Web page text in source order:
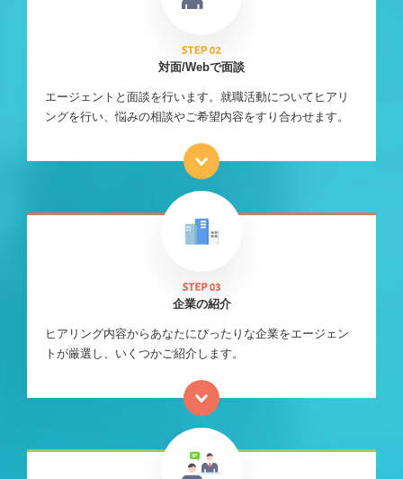
対面/Webで面談
エージェントと面談を行います。就職活動についてヒアリ
ングを行い、悩みの相談やご希望内容をすり合わせます。
企業の紹介
ヒアリング内容からあなたにぴったりな企業をエージェン
トが厳選し、いくつかご紹介します。